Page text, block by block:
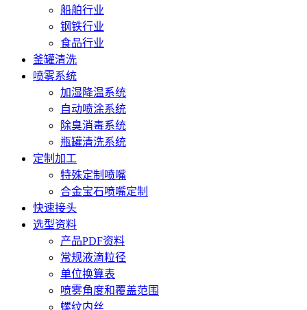
船舶行业
钢铁行业
食品行业
釜罐清洗
喷雾系统
加湿降温系统
自动喷涂系统
除臭消毒系统
瓶罐清洗系统
定制加工
特殊定制喷嘴
合金宝石喷嘴定制
快速接头
选型资料
产品PDF资料
常规液滴粒径
单位换算表
喷雾角度和覆盖范围
螺纹内丝